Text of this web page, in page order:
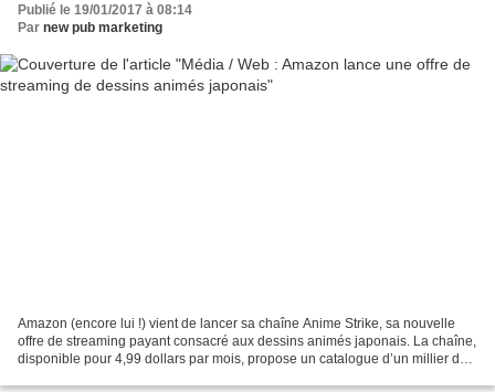
Publié le 19/01/2017 à 08:14
Par new pub marketing
Amazon (encore lui !) vient de lancer sa chaîne Anime Strike, sa nouvelle
offre de streaming payant consacré aux dessins animés japonais. La chaîne,
disponible pour 4,99 dollars par mois, propose un catalogue d’un millier de